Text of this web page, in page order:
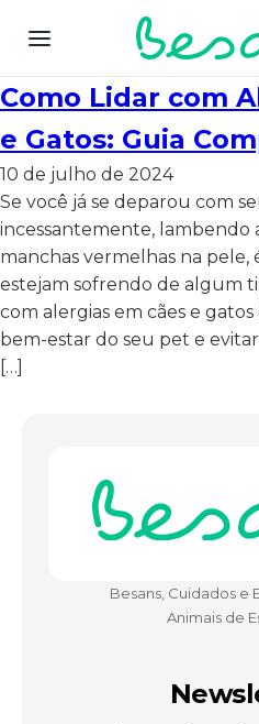
Como Lidar com
e Gatos: Guia
10 de julho de 2024
Se você já se deparou com
incessantemente, lambendo
manchas vermelhas na
estejam sofrendo de algum
com alergias em cães e
bem-estar do seu pet e
[…]
Besans, Cuidados e
Animais de